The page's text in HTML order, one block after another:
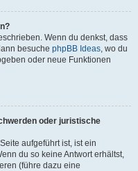
Wenn du denkst, dass
besuche phpBB Ideas, wo du
oder neue Funktionen
oder juristische
aufgeführt ist, ist ein
du so keine Antwort erhältst,
(führe dazu eine